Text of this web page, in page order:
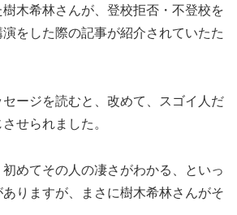
木希林さんが、登校拒否・不登校を
をした際の記事が紹介されていたた
ージを読むと、改めて、スゴイ人だ
せられました。
めてその人の凄さがわかる、といっ
りますが、まさに樹木希林さんがそ